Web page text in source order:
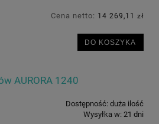
Cena netto: 14 269,11 zł
DO KOSZYKA
AURORA 1240
Dostępność: duża ilość
Wysyłka w: 21 dni